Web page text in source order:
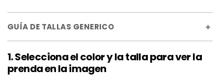
GUÍA DE TALLAS GENERICO
1. Selecciona el color y la talla para ver la
prenda en la imagen